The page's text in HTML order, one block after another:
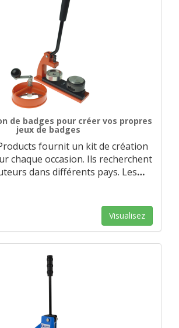
de badges pour créer vos propres
jeux de badges
fournit un kit de création
chaque occasion. Ils recherchent
dans différents pays. Les…
Visualisez